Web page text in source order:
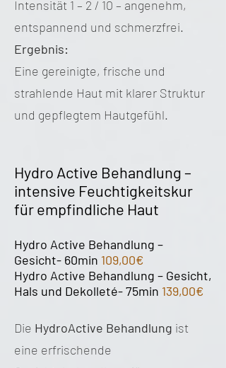
Intensität 1 – 2 / 10 – angenehm,
entspannend und schmerzfrei.
Ergebnis:
Eine gereinigte, frische und
strahlende Haut mit klarer Struktur
und gepflegtem Hautgefühl.
Hydro Active Behandlung –
intensive Feuchtigkeitskur
für empfindliche Haut
Hydro Active Behandlung –
Gesicht- 60min 109,00€
Hydro Active Behandlung – Gesicht,
Hals und Dekolleté- 75min 139,00€
Die HydroActive Behandlung ist
eine erfrischende